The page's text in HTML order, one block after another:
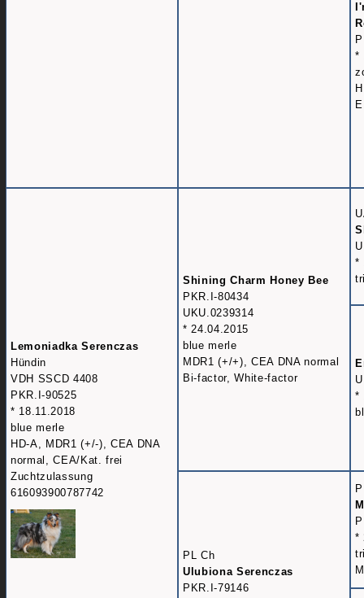
*
Lemoniadka Serenczas
Hündin
VDH SSCD 4408
PKR.I-90525
* 18.11.2018
blue merle
HD-A, MDR1 (+/-), CEA DNA
normal, CEA/Kat. frei
Zuchtzulassung
616093900787742
Shining Charm Honey Bee
PKR.I-80434
UKU.0239314
* 24.04.2015
blue merle
MDR1 (+/+), CEA DNA normal
Bi-factor, White-factor
*
*
PL Ch
Ulubiona Serenczas
PKR.I-79146
*